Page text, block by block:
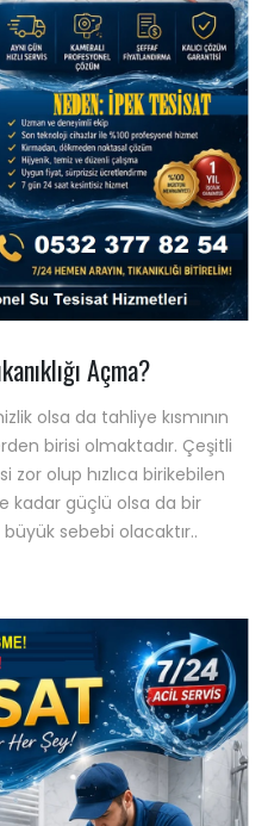
Açma?
olsa da tahliye kısmının
birisi olmaktadır. Çeşitli
zor olup hızlıca birikebilen
kadar güçlü olsa da bir
sebebi olacaktır..